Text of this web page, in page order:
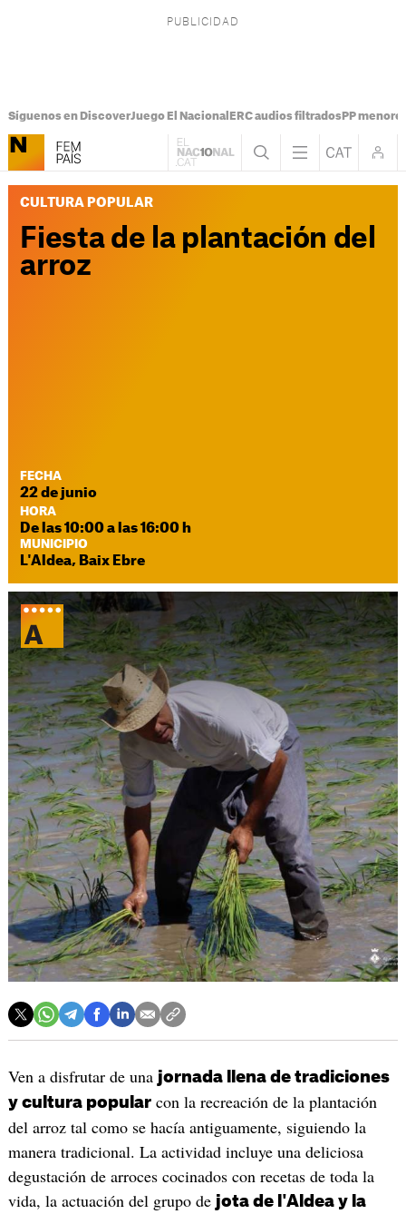
Síguenos en DiscoverJuego El Nacional ERC audios filtradosPP
CULTURA POPULAR
Fiesta de la plantación del
arroz
FECHA
22 de junio
HORA
De las 10:00 a las 16:00 h
MUNICIPIO
L'Aldea, Baix Ebre
Ven a disfrutar de una jornada llena de tradiciones
y cultura popularcon la recreación de la plantación
del arroz tal como se hacía antiguamente, siguiendo la
manera tradicional. La actividad incluye una deliciosa
degustación de arroces cocinados con recetas de toda la
vida, la actuación del grupo de jota de l'Aldea y la